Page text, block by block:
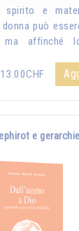
spirito e
può
affinché
13.00CHF
e